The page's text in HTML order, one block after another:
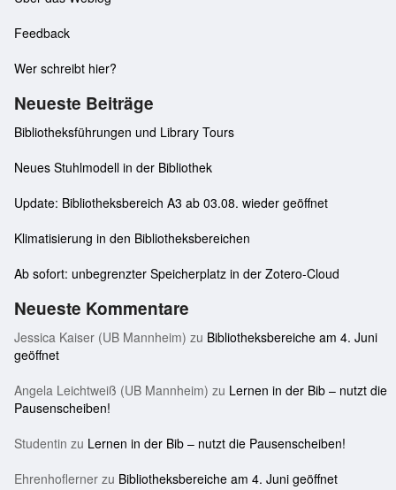
Feedback
Wer schreibt hier?
Neueste Beiträge
Bibliotheksführungen und Library Tours
Neues Stuhlmodell in der Bibliothek
Update: Bibliotheksbereich A3 ab 03.08. wieder geöffnet
Klimatisierung in den Bibliotheksbereichen
Ab sofort: unbegrenzter Speicherplatz in der Zotero-Cloud
Neueste Kommentare
Jessica Kaiser (UB Mannheim) zu Bibliotheksbereiche am 4. Juni
geöffnet
Angela Leichtweiß (UB Mannheim) zu Lernen in der Bib – nutzt die
Pausenscheiben!
Studentin zu Lernen in der Bib – nutzt die Pausenscheiben!
Ehrenhoflerner zu Bibliotheksbereiche am 4. Juni geöffnet